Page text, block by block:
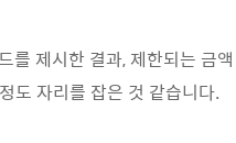
를 제시한 결과, 제한되는 금
도 자리를 잡은 것 같습니다.